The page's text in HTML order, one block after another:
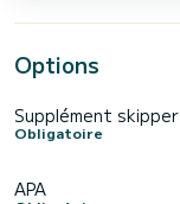
Options
Supplément skipper
Obligatoire
APA